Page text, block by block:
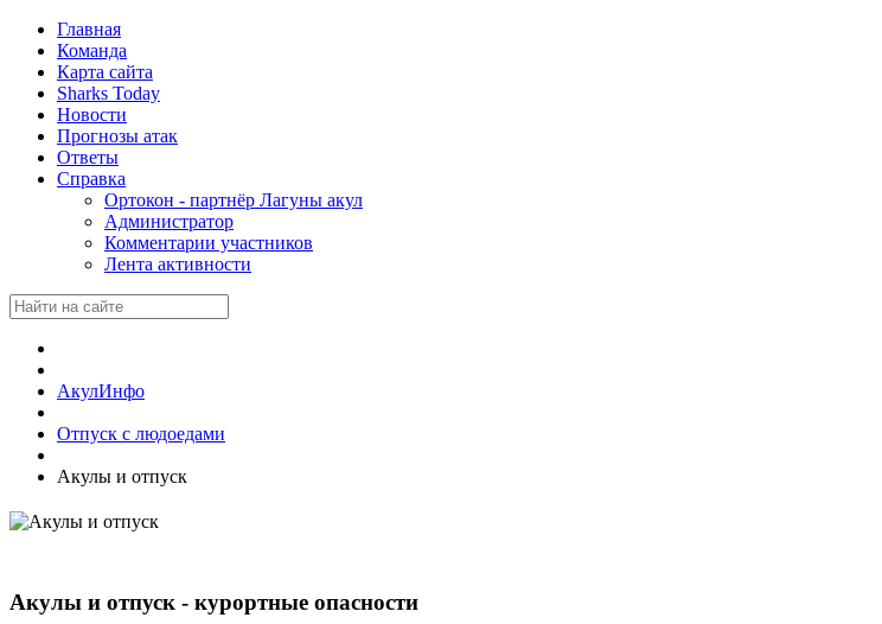
Главная
Команда
Карта сайта
Sharks Today
Новости
Прогнозы атак
Ответы
Справка
Ортокон - партнёр Лагуны акул
Администратор
Комментарии участников
Лента активности
АкулИнфо
Отпуск с людоедами
Акулы и отпуск
Акулы и отпуск - курортные опасности